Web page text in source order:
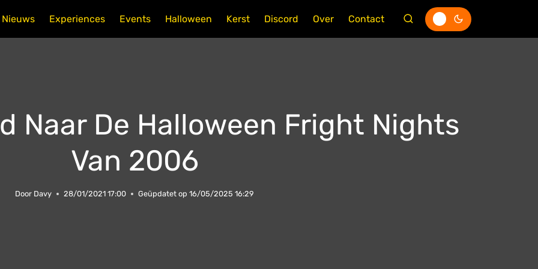
Nieuws Experiences Events Halloween Kerst Discord Over Contact
Naar De Halloween Fright Nights
Van 2006
Door Davy 28/01/2021 17:00 Geüpdatet op 16/05/2025 16:29